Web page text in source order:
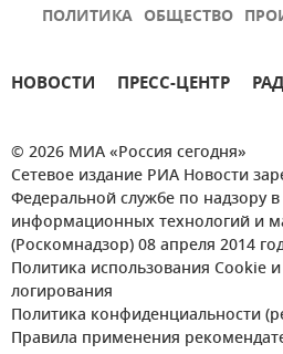
ПОЛИТИКА ОБЩЕСТВО
НОВОСТИ ПРЕСС-ЦЕНТР
© 2026 МИА «Россия сегодня»
Сетевое издание РИА Новости
Федеральной службе по надзору
информационных технологий и
(Роскомнадзор) 08 апреля 2014
Политика использования Cookie
логирования
Политика конфиденциальности
Правила применения